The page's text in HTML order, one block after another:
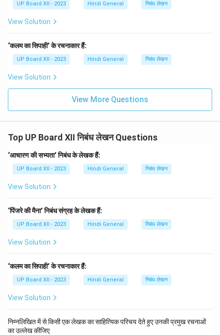
UP Board XII - 2023 Hindi General निबंध लेखन
View Solution
‘कलम का सिपाही’ के रचनाकार हैं:
UP Board XII - 2023 Hindi General निबंध लेखन
View Solution
View More Questions
Top UP Board XII निबंध लेखन Questions
‘आचारण की सभ्यता’ निबंध के लेखक हैं:
UP Board XII - 2023 Hindi General निबंध लेखन
View Solution
‘पिंजरे की मैना’ निबंध संग्रह के लेखक हैं:
UP Board XII - 2023 Hindi General निबंध लेखन
View Solution
‘कलम का सिपाही’ के रचनाकार हैं:
UP Board XII - 2023 Hindi General निबंध लेखन
View Solution
निम्नलिखित में से किसी एक लेखक का साहित्यिक परिचय देते हुए उनकी प्रमुख रचनाओं
का उल्लेख कीजिए